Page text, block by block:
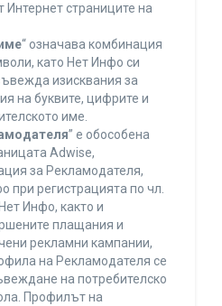
Интернет страниците на
“ означава комбинация
като Нет Инфо си
изисквания за
на буквите, цифрите и
име.
” е обособена
Adwise,
за Рекламодателя,
при регистрацията по чл.
Инфо, както и
плащания и
рекламни кампании,
на Рекламодателя се
на потребителско
Профилът на